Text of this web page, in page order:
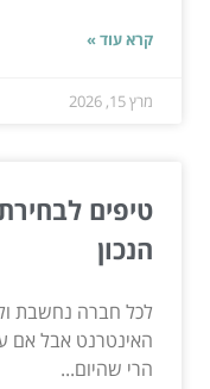
קרא עוד »
מרץ 15, 2026
טיפים
הנכון
לכל חברה נחשבת
האינטרנט אבל אם
הרי שהיום...